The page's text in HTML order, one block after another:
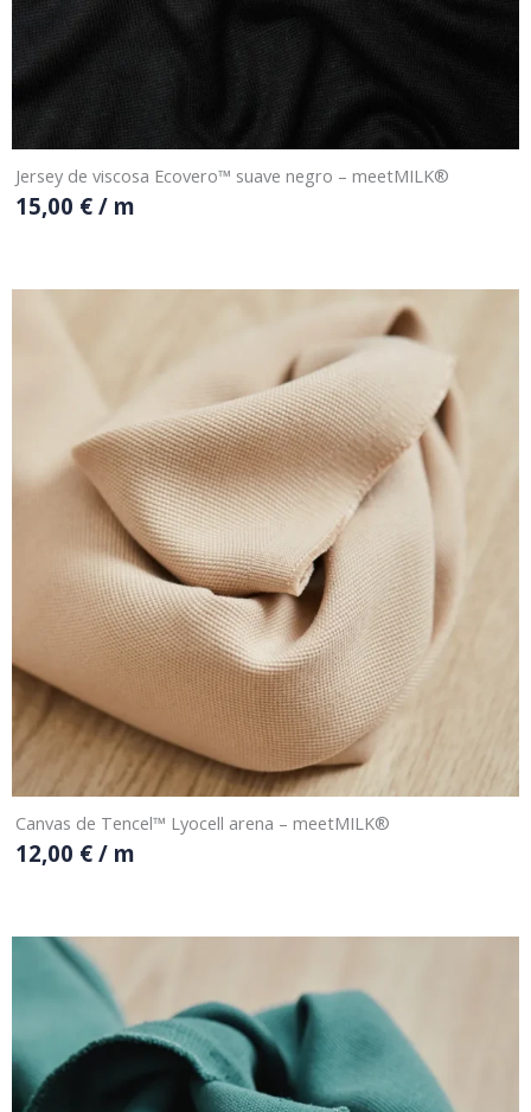
Jersey de viscosa Ecovero™ suave negro – meetMILK®
15,00 €/ m
Canvas de Tencel™ Lyocell arena – meetMILK®
12,00 €/ m